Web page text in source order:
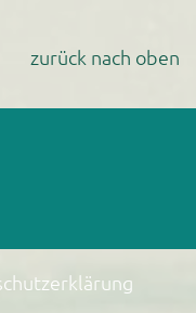
zurück nach oben